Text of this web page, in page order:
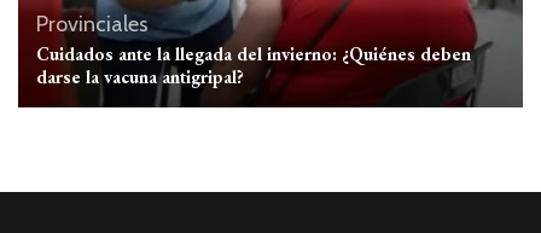
Provinciales
Cuidados ante la llegada del invierno: ¿Quiénes deben
darse la vacuna antigripal?